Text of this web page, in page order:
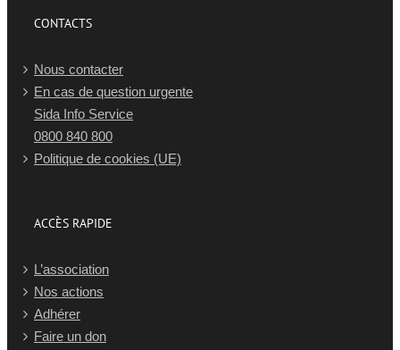
CONTACTS
Nous contacter
En cas de question urgente
Sida Info Service
0800 840 800
Politique de cookies (UE)
ACCÈS RAPIDE
L’association
Nos actions
Adhérer
Faire un don